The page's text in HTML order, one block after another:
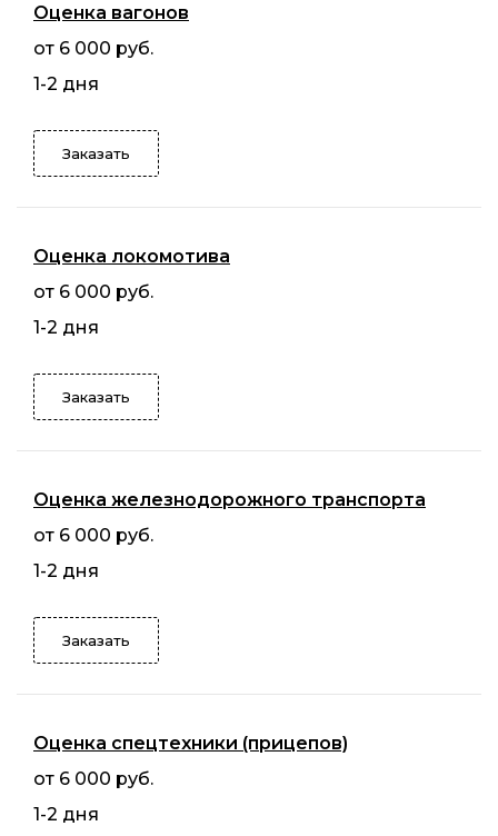
Оценка вагонов
от 6 000 руб.
1-2 дня
Заказать
Оценка локомотива
от 6 000 руб.
1-2 дня
Заказать
Оценка железнодорожного транспорта
от 6 000 руб.
1-2 дня
Заказать
Оценка спецтехники (прицепов)
от 6 000 руб.
1-2 дня